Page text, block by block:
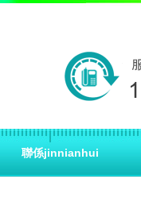
聯係jinnianhui